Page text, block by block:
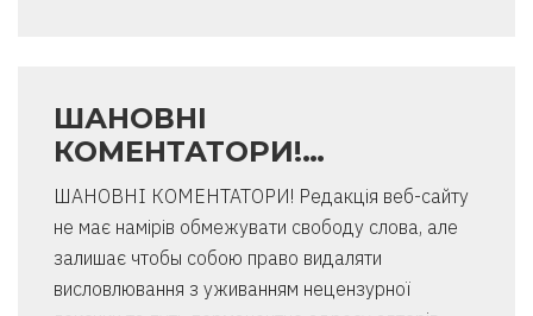
ШАНОВНІ
КОМЕНТАТОРИ!…
ШАНОВНІ КОМЕНТАТОРИ! Редакція веб-сайту
не має намірів обмежувати свободу слова, але
залишає чтобы собою право видаляти
висловлювання з уживанням нецензурної